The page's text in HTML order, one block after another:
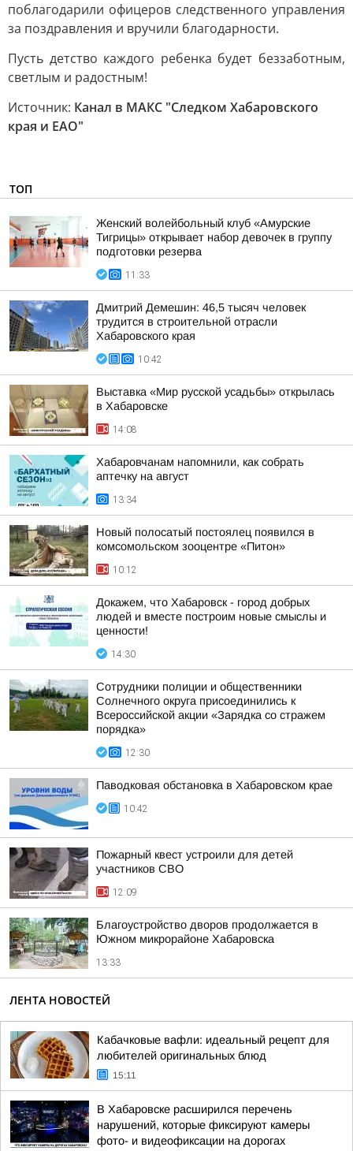
поблагодарили офицеров следственного управления
за поздравления и вручили благодарности.
Пусть детство каждого ребенка будет беззаботным,
светлым и радостным!
Источник: Канал в МАКС "Следком Хабаровского
края и ЕАО"
ТОП
Женский волейбольный клуб «Амурские
Тигрицы» открывает набор девочек в группу
подготовки резерва
11:33
Дмитрий Демешин: 46,5 тысяч человек
трудится в строительной отрасли
Хабаровского края
10:42
Выставка «Мир русской усадьбы» открылась
в Хабаровске
14:08
Хабаровчанам напомнили, как собрать
аптечку на август
13:34
Новый полосатый постоялец появился в
комсомольском зооцентре «Питон»
10:12
Докажем, что Хабаровск - город добрых
людей и вместе построим новые смыслы и
ценности!
14:30
Сотрудники полиции и общественники
Солнечного округа присоединились к
Всероссийской акции «Зарядка со стражем
порядка»
12:30
Паводковая обстановка в Хабаровском крае
10:42
Пожарный квест устроили для детей
участников СВО
12:09
Благоустройство дворов продолжается в
Южном микрорайоне Хабаровска
13:33
ЛЕНТА НОВОСТЕЙ
Кабачковые вафли: идеальный рецепт для
любителей оригинальных блюд
15:11
В Хабаровске расширился перечень
нарушений, которые фиксируют камеры
фото- и видеофиксации на дорогах